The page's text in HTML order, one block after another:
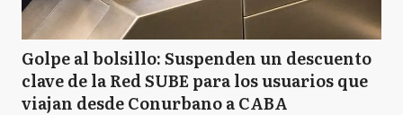
Golpe al bolsillo: Suspenden un descuento
clave de la Red SUBE para los usuarios que
viajan desde Conurbano a CABA